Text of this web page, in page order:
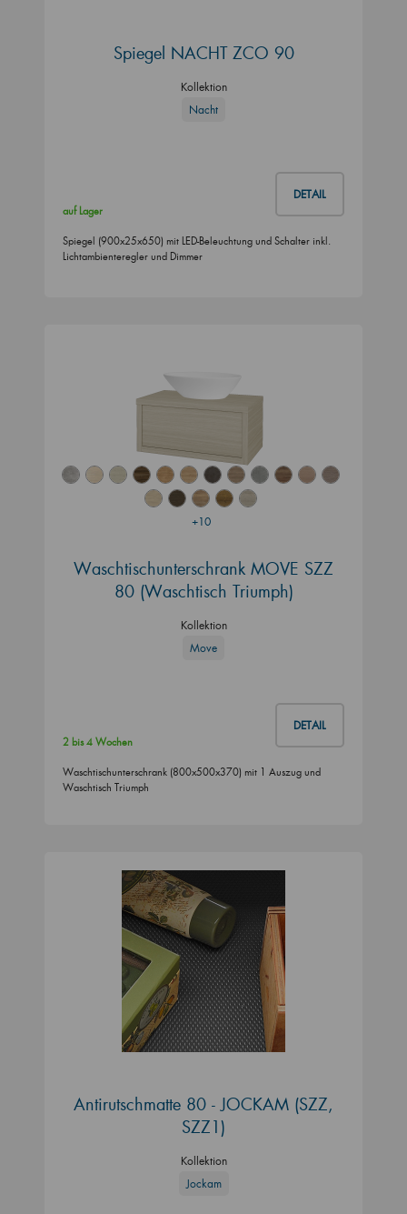
Spiegel NACHT ZCO 90
Kollektion
Nacht
DETAIL
auf Lager
Spiegel (900x25x650) mit LED-Beleuchtung und Schalter inkl.
Lichtambienteregler und Dimmer
+10
Waschtischunterschrank MOVE SZZ
80 (Waschtisch Triumph)
Kollektion
Move
DETAIL
2 bis 4 Wochen
Waschtischunterschrank (800x500x370) mit 1 Auszug und
Waschtisch Triumph
Antirutschmatte 80 - JOCKAM (SZZ,
SZZ1)
Kollektion
Jockam